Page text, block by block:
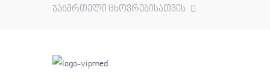
ჯანმრთელი ცხოვრებისათვის